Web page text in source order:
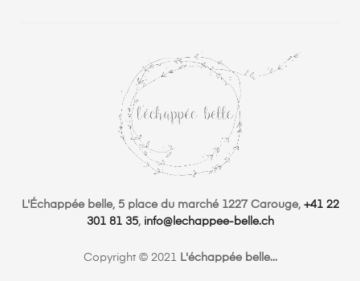
L'Échappée belle, 5 place du marché 1227 Carouge, +41 22
301 81 35, info@lechappee-belle.ch
Copyright © 2021 L'échappée belle...